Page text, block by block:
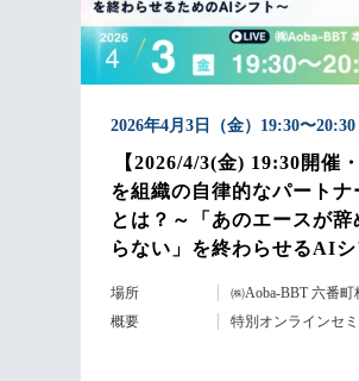
2026年4月3日（金）19:30〜20:30
【2026/4/3(金) 19:30開催
を組織の自律的なパート
とは？～「あのエースが辞
らない」を終わらせるAIシ
場所
㈱Aoba-BBT 六番町
概要
特別オンラインセ